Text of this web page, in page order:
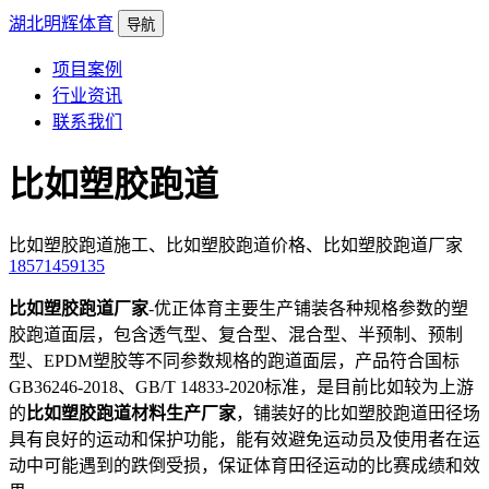
湖北明辉体育 导航
项目案例
行业资讯
联系我们
比如塑胶跑道
比如塑胶跑道施工、比如塑胶跑道价格、比如塑胶跑道厂家
18571459135
比如塑胶跑道厂家-优正体育主要生产铺装各种规格参数的塑
胶跑道面层，包含透气型、复合型、混合型、半预制、预制
型、EPDM塑胶等不同参数规格的跑道面层，产品符合国标
GB36246-2018、GB/T 14833-2020标准，是目前比如较为上游
的 比如塑胶跑道材料生产厂家，铺装好的比如塑胶跑道田径场
具有良好的运动和保护功能，能有效避免运动员及使用者在运
动中可能遇到的跌倒受损，保证体育田径运动的比赛成绩和效